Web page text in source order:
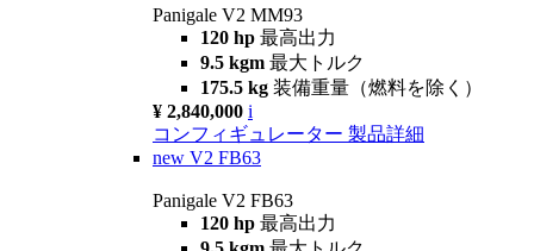
Panigale V2 MM93
120 hp 最高出力
9.5 kgm 最大トルク
175.5 kg 装備重量（燃料を除く）
¥ 2,840,000 i
コンフィギュレーター 製品詳細
new V2 FB63
Panigale V2 FB63
120 hp 最高出力